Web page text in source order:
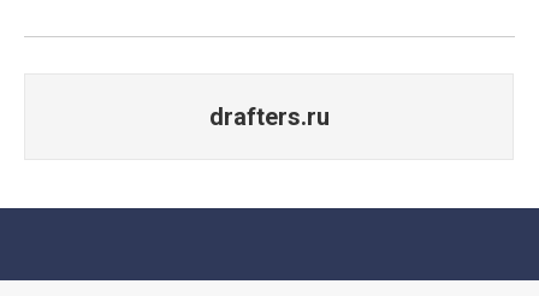
drafters.ru